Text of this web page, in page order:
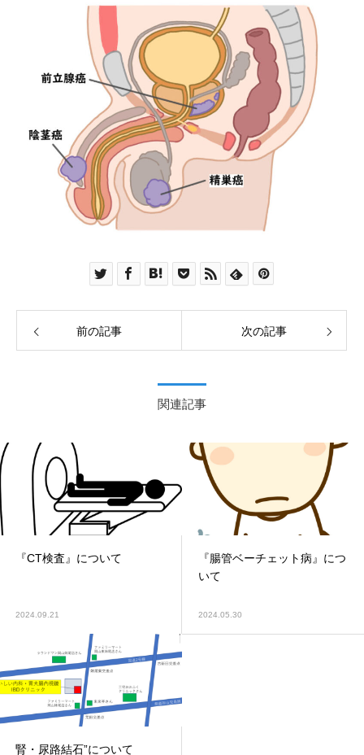
前の記事 次の記事
関連記事
『CT検査』について
2024.09.21
『腸管ベーチェット病』につ
いて
2024.05.30
腎・尿路結石”について